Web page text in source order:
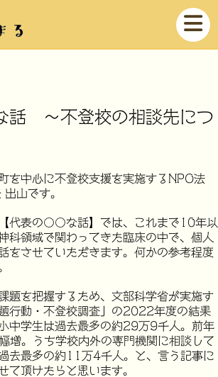
話 ～不登校の相談先につ
を中心に不登校支援を実施するNPO法
山です。
代表の〇〇な話】では、これまで10年以
科領域で関わってきた臨床の中で、個人
をさせていただきます。何かの参考程度
題を把握するため、文部科学省が実施す
行動・不登校調査」の2022年度の結果
中学生は過去最多の約29万9千人。前年
増。うち学校内外の専門機関に相談して
去最多の約11万4千人。と、言う記事に
て頂けたらと思います。